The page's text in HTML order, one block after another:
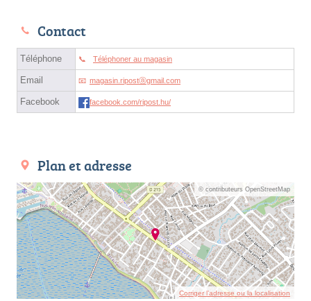
Contact
Téléphone Téléphoner au magasin
Email magasin.ripostⓐgmail.com
Facebook facebook.com/ripost.hu/
Plan et adresse
© contributeurs OpenStreetMap
Corriger l’adresse ou la localisation